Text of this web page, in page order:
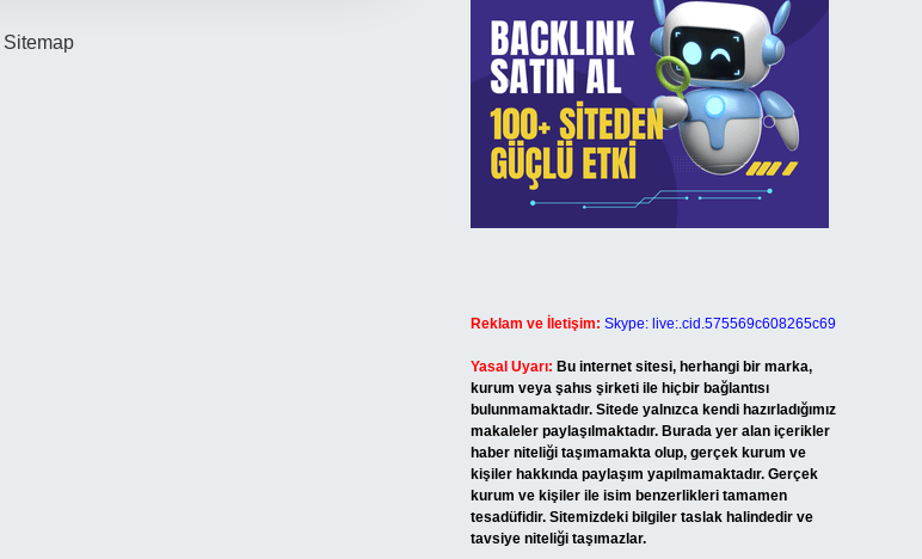
Sitemap
Reklam ve İletişim: Skype: live:.cid.575569c608265c69
Yasal Uyarı: Bu internet sitesi, herhangi bir marka,
kurum veya şahıs şirketi ile hiçbir bağlantısı
bulunmamaktadır. Sitede yalnızca kendi hazırladığımız
makaleler paylaşılmaktadır. Burada yer alan içerikler
haber niteliği taşımamakta olup, gerçek kurum ve
kişiler hakkında paylaşım yapılmamaktadır. Gerçek
kurum ve kişiler ile isim benzerlikleri tamamen
tesadüfidir. Sitemizdeki bilgiler taslak halindedir ve
tavsiye niteliği taşımazlar.